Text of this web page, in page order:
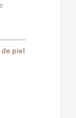
piel